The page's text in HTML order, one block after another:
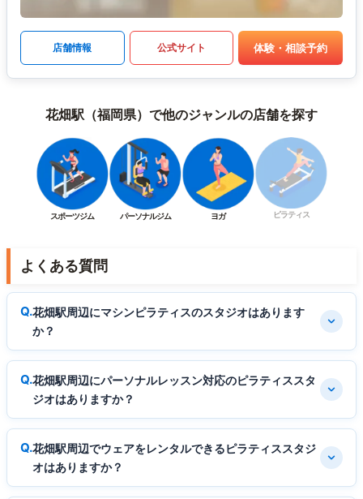
店舗情報 公式サイト 体験・相談予約
花畑駅（福岡県）で他のジャンルの店舗を探す
スポーツジム パーソナルジム ヨガ ピラティス
よくある質問
花畑駅周辺にマシンピラティスのスタジオはあります
か？
花畑駅周辺にパーソナルレッスン対応のピラティススタ
ジオはありますか？
花畑駅周辺でウェアをレンタルできるピラティススタジ
オはありますか？